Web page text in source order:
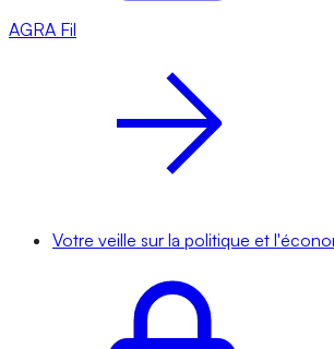
AGRA Fil
Votre veille sur la politique et